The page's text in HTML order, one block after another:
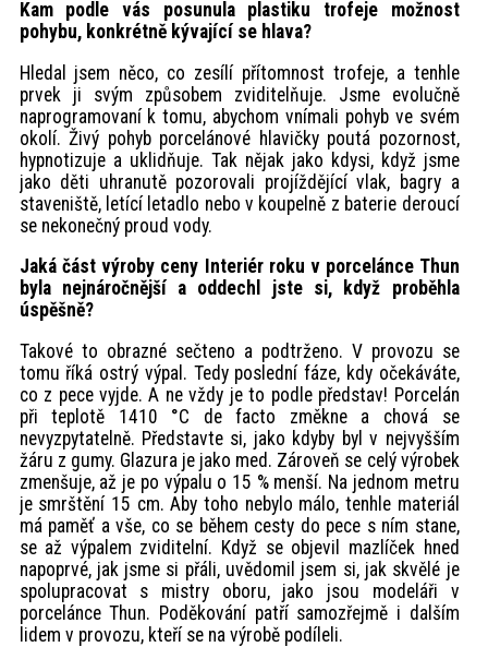
Kam podle vás posunula plastiku trofeje možnost
pohybu, konkrétně kývající se hlava?
Hledal jsem něco, co zesílí přítomnost trofeje, a tenhle
prvek ji svým způsobem zviditelňuje. Jsme evolučně
naprogramovaní k tomu, abychom vnímali pohyb ve svém
okolí. Živý pohyb porcelánové hlavičky poutá pozornost,
hypnotizuje a uklidňuje. Tak nějak jako kdysi, když jsme
jako děti uhranutě pozorovali projíždějící vlak, bagry a
staveniště, letící letadlo nebo v koupelně z baterie deroucí
se nekonečný proud vody.
Jaká část výroby ceny Interiér roku v porcelánce Thun
byla nejnáročnější a oddechl jste si, když proběhla
úspěšně?
Takové to obrazné sečteno a podtrženo. V provozu se
tomu říká ostrý výpal. Tedy poslední fáze, kdy očekáváte,
co z pece vyjde. A ne vždy je to podle představ! Porcelán
při teplotě 1410 °C de facto změkne a chová se
nevyzpytatelně. Představte si, jako kdyby byl v nejvyšším
žáru z gumy. Glazura je jako med. Zároveň se celý výrobek
zmenšuje, až je po výpalu o 15 % menší. Na jednom metru
je smrštění 15 cm. Aby toho nebylo málo, tenhle materiál
má paměť a vše, co se během cesty do pece s ním stane,
se až výpalem zviditelní. Když se objevil mazlíček hned
napoprvé, jak jsme si přáli, uvědomil jsem si, jak skvělé je
spolupracovat s mistry oboru, jako jsou modeláři v
porcelánce Thun. Poděkování patří samozřejmě i dalším
lidem v provozu, kteří se na výrobě podíleli.